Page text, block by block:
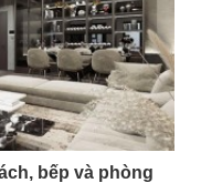
bếp và phòng